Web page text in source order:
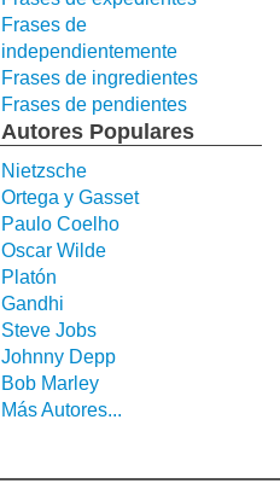
Frases de
independientemente
Frases de ingredientes
Frases de pendientes
Autores Populares
Nietzsche
Ortega y Gasset
Paulo Coelho
Oscar Wilde
Platón
Gandhi
Steve Jobs
Johnny Depp
Bob Marley
Más Autores...